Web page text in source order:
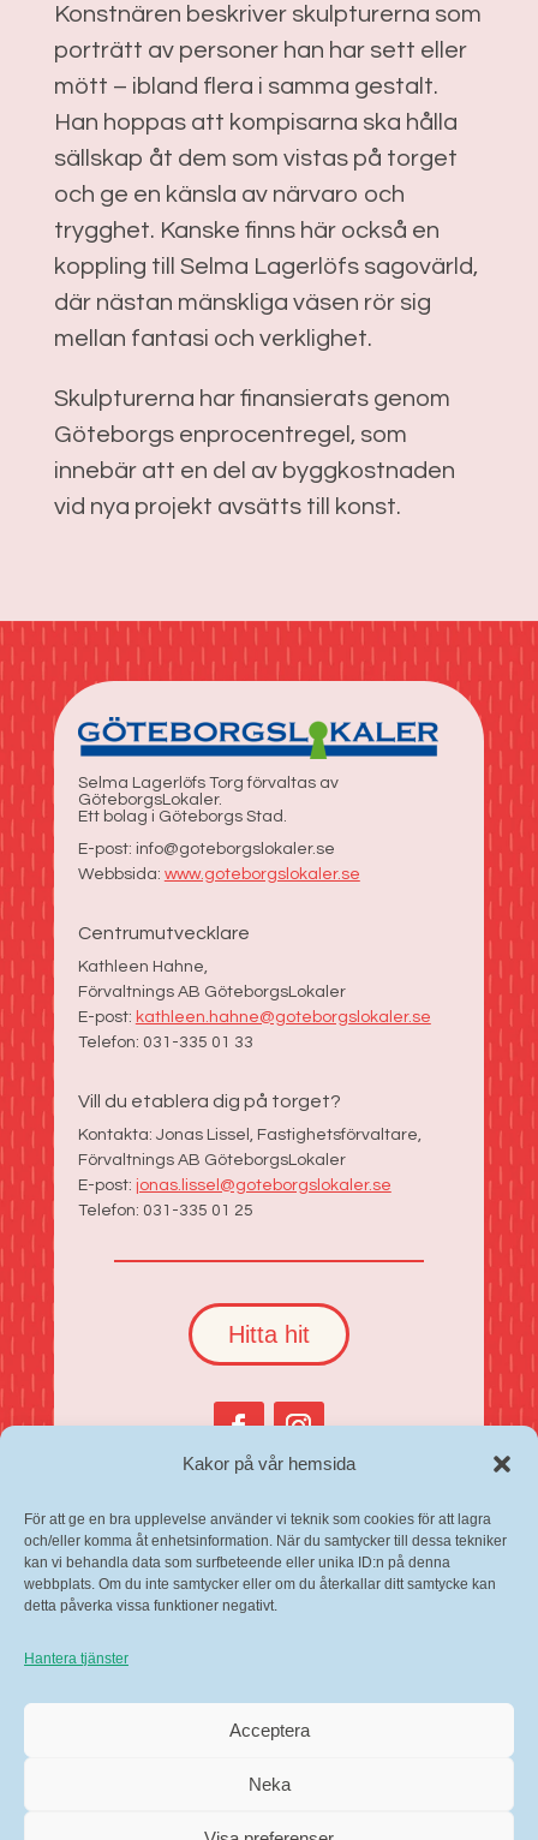
Kakor på vår hemsida
För att ge en bra upplevelse använder vi teknik som cookies för att lagra
och/eller komma åt enhetsinformation. När du samtycker till dessa tekniker
kan vi behandla data som surfbeteende eller unika ID:n på denna
webbplats. Om du inte samtycker eller om du återkallar ditt samtycke kan
detta påverka vissa funktioner negativt.
Hantera tjänster
Acceptera
Neka
Konstnären beskriver skulpturerna som
porträtt av personer han har sett eller
mött – ibland flera i samma gestalt.
Han hoppas att kompisarna ska hålla
sällskap åt dem som vistas på torget
och ge en känsla av närvaro och
trygghet. Kanske finns här också en
koppling till Selma Lagerlöfs sagovärld,
där nästan mänskliga väsen rör sig
mellan fantasi och verklighet.
Skulpturerna har finansierats genom
Göteborgs enprocentregel, som
innebär att en del av byggkostnaden
vid nya projekt avsätts till konst.
Selma Lagerlöfs Torg förvaltas av
GöteborgsLokaler.
Ett bolag i Göteborgs Stad.
E-post: info@goteborgslokaler.se
Webbsida: www.goteborgslokaler.se
Centrumutvecklare
Kathleen Hahne,
Förvaltnings AB GöteborgsLokaler
E-post: kathleen.hahne@goteborgslokaler.se
Telefon: 031-335 01 33
Vill du etablera dig på torget?
Kontakta: Jonas Lissel, Fastighetsförvaltare,
Förvaltnings AB GöteborgsLokaler
E-post: jonas.lissel@goteborgslokaler.se
Telefon: 031-335 01 25
Hitta hit
Selma Lagerlöfs Torg i Tillgänglighetsdatabasen
Copyright © 2026 GöteborgsLokaler